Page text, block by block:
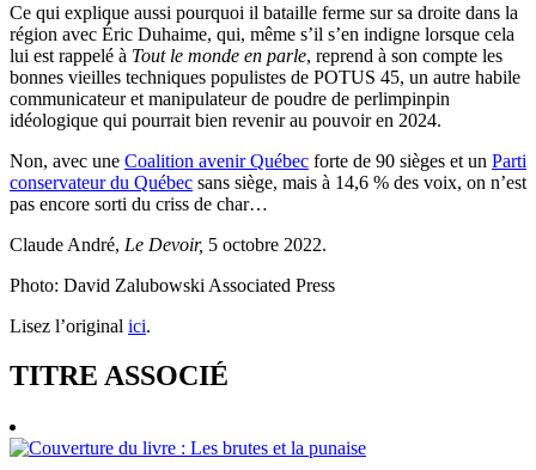
Ce qui explique aussi pourquoi il bataille ferme sur sa droite dans la
région avec Éric Duhaime, qui, même s’il s’en indigne lorsque cela
lui est rappelé à Tout le monde en parle, reprend à son compte les
bonnes vieilles techniques populistes de POTUS 45, un autre habile
communicateur et manipulateur de poudre de perlimpinpin
idéologique qui pourrait bien revenir au pouvoir en 2024.
Non, avec une Coalition avenir Québec forte de 90 sièges et un Parti
conservateur du Québec sans siège, mais à 14,6 % des voix, on n’est
pas encore sorti du criss de char…
Claude André, Le Devoir, 5 octobre 2022.
Photo: David Zalubowski Associated Press
Lisez l’original ici.
TITRE ASSOCIÉ